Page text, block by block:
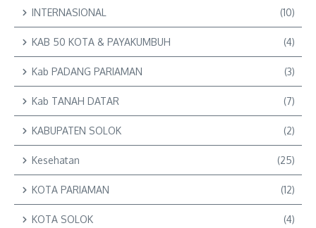
INTERNASIONAL (10)
KAB 50 KOTA & PAYAKUMBUH (4)
Kab PADANG PARIAMAN (3)
Kab TANAH DATAR (7)
KABUPATEN SOLOK (2)
Kesehatan (25)
KOTA PARIAMAN (12)
KOTA SOLOK (4)